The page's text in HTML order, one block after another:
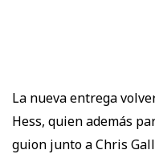
La nueva entrega
Hess, quien además
guion junto a Chris